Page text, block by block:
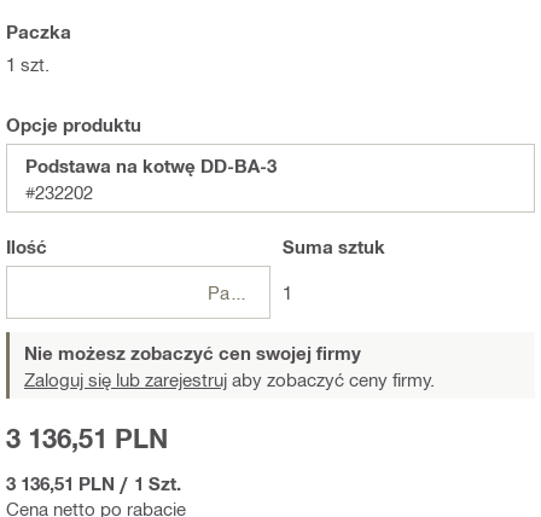
Paczka
1 szt.
Opcje produktu
Podstawa na kotwę DD-BA-3
#232202
Ilość Suma sztuk
1
Nie możesz zobaczyć cen swojej firmy
Zaloguj się lub zarejestruj aby zobaczyć ceny firmy.
Cena netto po rabacie
3 136,51 PLN
3 136,51 PLN / 1 Szt.